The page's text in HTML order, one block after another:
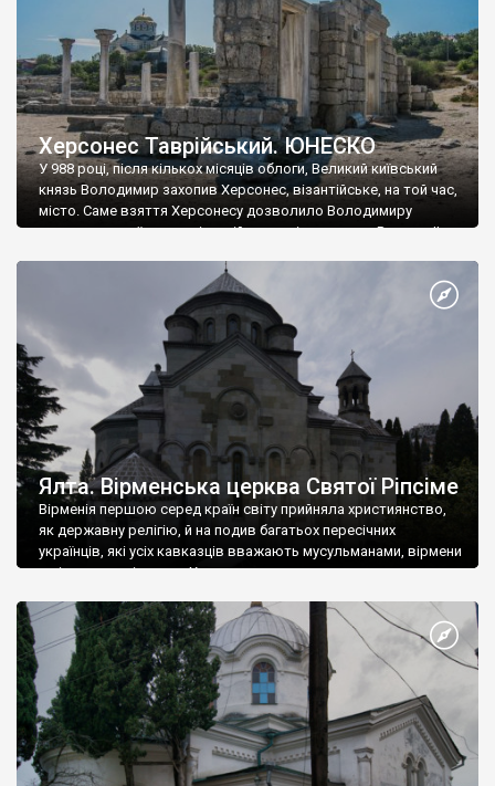
Херсонес Таврійський. ЮНЕСКО
У 988 році, після кількох місяців облоги, Великий київський
князь Володимир захопив Херсонес, візантійське, на той час,
місто. Саме взяття Херсонесу дозволило Володимиру
диктувати свої умови візантійському імператору Василю ІІ, та
Херсонесі Володимир-язичник, став Василем-християнином.
А потім було Хрещення Русі. На честь Херсонесу Таврійського
Ялта. Вірменська церква Святої Ріпсіме
Вірменія першою серед країн світу прийняла християнство,
як державну релігію, й на подив багатьох пересічних
українців, які усіх кавказців вважають мусульманами, вірмени
є відданими вірянами Христа